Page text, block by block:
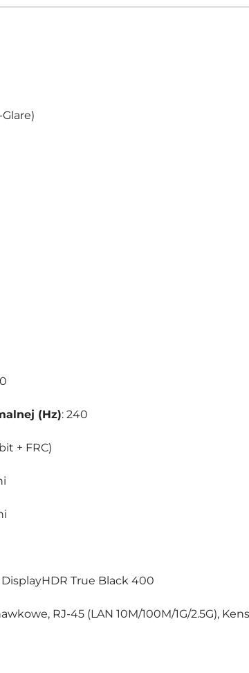
(Hz): 240
+ FRC)
DisplayHDR True Black 400
RJ-45 (LAN 10M/100M/1G/2.5G),